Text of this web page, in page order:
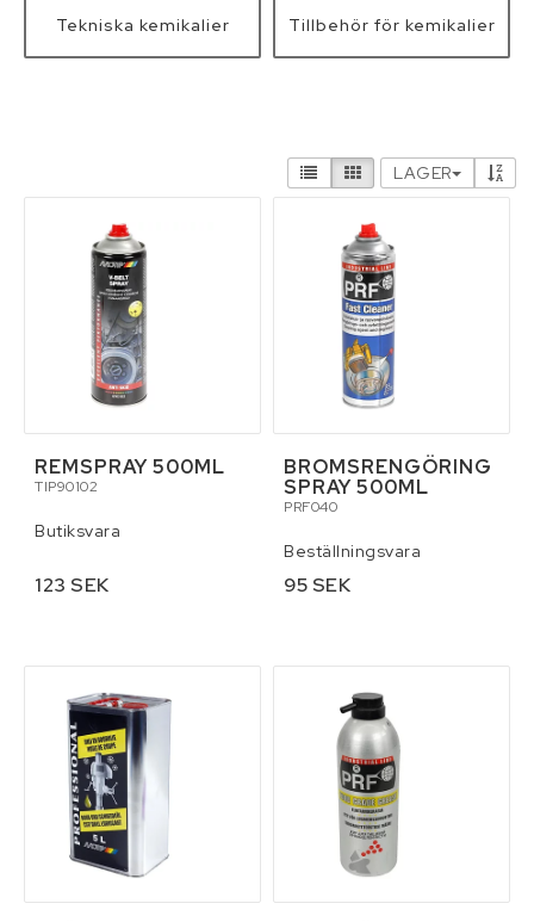
Tekniska kemikalier Tillbehör för kemikalier
LAGER
REMSPRAY 500ML
TIP90102
Butiksvara
123 SEK
BROMSRENGÖRING
SPRAY 500ML
PRF040
Beställningsvara
95 SEK